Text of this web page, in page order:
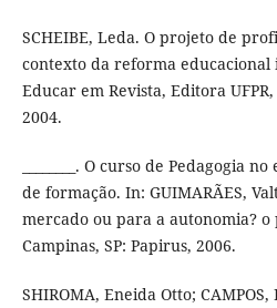
SCHEIBE, Leda. O projeto de
contexto da reforma educacional
Educar em Revista, Editora
2004.
________. O curso de Pedagogia
de formação. In: GUIMARÃES,
mercado ou para a autonomia?
Campinas, SP: Papirus, 2006.
SHIROMA, Eneida Otto;